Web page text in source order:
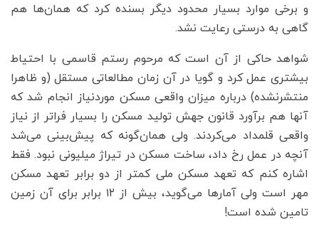
و برخی موارد بسیار محدود دیگر بسنده کرد که همان‌‌‌ها هم
گاهی به درستی رعایت نشد.
شواهد حاکی از آن است که مرحوم رستم قاسمی با احتیاط
بیشتری عمل کرد و گویا در آن زمان مطالعاتی مستقل (و ظاهرا
منتشر‌نشده) درباره میزان واقعی مسکن موردنیاز انجام شد که
آنها هم برآورد قانون جهش تولید مسکن را بسیار فراتر از نیاز
واقعی قلمداد می‌‌‌کردند. ولی همان‌‌‌گونه که پیش‌بینی می‌‌‌شد
آنچه در عمل رخ داد، ساخت مسکن در تیراژ میلیونی نبود. فقط
اشاره کنم که تعهد مسکن ملی کمتر از دو برابر تعهد مسکن
مهر است ولی آمارها می‌‌‌گوید، بیش از ۱۲ برابر برای آن زمین
تامین شده است!